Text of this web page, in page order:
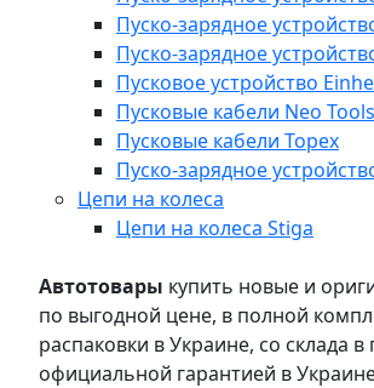
Пуско-зарядное
Пуско-зарядное
Пусковое устройство
Пусковые кабели Neo Tools
Пусковые кабели Topex
Пуско-зарядное
Цепи на колеса
Цепи на колеса Stiga
Автотовары купить новые и
по выгодной цене, в полной
распаковки в Украине, со склада в
официальной гарантией в